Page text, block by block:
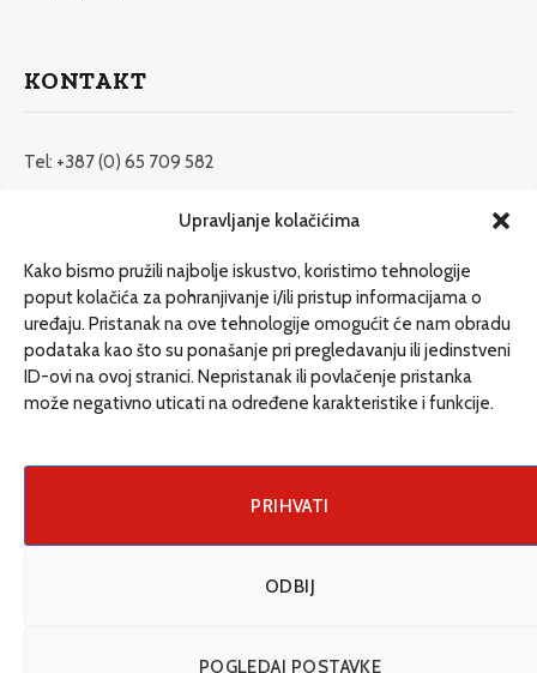
Upravljanje kolačićima
Kako bismo pružili najbolje iskustvo, koristimo tehnologije
poput kolačića za pohranjivanje i/ili pristup informacijama o
uređaju. Pristanak na ove tehnologije omogućit će nam obradu
podataka kao što su ponašanje pri pregledavanju ili jedinstveni
ID-ovi na ovoj stranici. Nepristanak ili povlačenje pristanka
može negativno uticati na određene karakteristike i funkcije.
PRIHVATI
ODBIJ
POGLEDAJ POSTAVKE
KONTAKT
Tel: +387 (0) 65 709 582
redakcija@etrafika.net
Dosije
Drugi pišu
Društvo